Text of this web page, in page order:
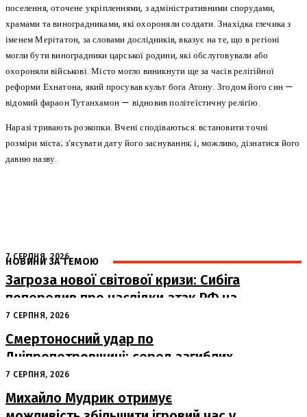
поселення, оточене укріпленнями, з адміністративними спорудами,
храмами та виноградниками, які охороняли солдати. Знахідка глечика з
іменем Мерітатон, за словами дослідників, вказує на те, що в регіоні
могли бути виноградники царської родини, які обслуговували або
охороняли військові. Місто могло виникнути ще за часів релігійної
реформи Ехнатона, який просував культ бога Атону. Згодом його син —
відомий фараон Тутанхамон — відновив політеїстичну релігію.
Наразі тривають розкопки. Вчені сподіваються: встановити точні
розміри міста; з’ясувати дату його заснування; і, можливо, дізнатися його
давню назву.
НОВИНИ ЗА ТЕМОЮ
7 СЕРПНЯ, 2026
Загроза нової світової кризи: Сибіга
попередив про наслідки атак РФ на
судна
7 СЕРПНЯ, 2026
Смертоносний удар по
Дніпропетровщині: серед загиблих
– працівники «Укрпошти»
7 СЕРПНЯ, 2026
Михайло Мудрик отримує